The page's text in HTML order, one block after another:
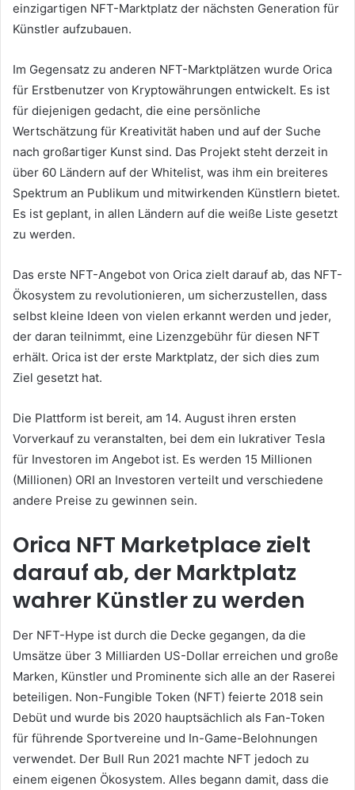
einzigartigen NFT-Marktplatz der nächsten Generation für
Künstler aufzubauen.
Im Gegensatz zu anderen NFT-Marktplätzen wurde Orica
für Erstbenutzer von Kryptowährungen entwickelt. Es ist
für diejenigen gedacht, die eine persönliche
Wertschätzung für Kreativität haben und auf der Suche
nach großartiger Kunst sind. Das Projekt steht derzeit in
über 60 Ländern auf der Whitelist, was ihm ein breiteres
Spektrum an Publikum und mitwirkenden Künstlern bietet.
Es ist geplant, in allen Ländern auf die weiße Liste gesetzt
zu werden.
Das erste NFT-Angebot von Orica zielt darauf ab, das NFT-
Ökosystem zu revolutionieren, um sicherzustellen, dass
selbst kleine Ideen von vielen erkannt werden und jeder,
der daran teilnimmt, eine Lizenzgebühr für diesen NFT
erhält. Orica ist der erste Marktplatz, der sich dies zum
Ziel gesetzt hat.
Die Plattform ist bereit, am 14. August ihren ersten
Vorverkauf zu veranstalten, bei dem ein lukrativer Tesla
für Investoren im Angebot ist. Es werden 15 Millionen
(Millionen) ORI an Investoren verteilt und verschiedene
andere Preise zu gewinnen sein.
Orica NFT Marketplace zielt
darauf ab, der Marktplatz
wahrer Künstler zu werden
Der NFT-Hype ist durch die Decke gegangen, da die
Umsätze über 3 Milliarden US-Dollar erreichen und große
Marken, Künstler und Prominente sich alle an der Raserei
beteiligen. Non-Fungible Token (NFT) feierte 2018 sein
Debüt und wurde bis 2020 hauptsächlich als Fan-Token
für führende Sportvereine und In-Game-Belohnungen
verwendet. Der Bull Run 2021 machte NFT jedoch zu
einem eigenen Ökosystem. Alles begann damit, dass die